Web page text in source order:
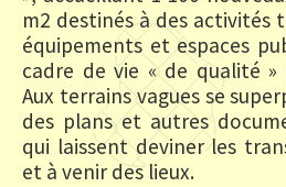
m2 destinés à des activités
équipements et espaces
cadre de vie « de qualité
Aux terrains vagues se
des plans et autres
qui laissent deviner les
et à venir des lieux.